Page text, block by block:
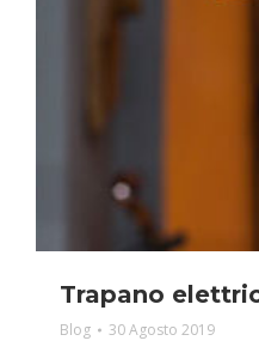
Trapano
Blog 30 Agosto 2019